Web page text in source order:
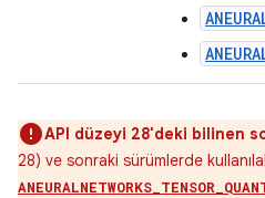
API düzeyi 28'deki bilinen
28) ve sonraki sürümlerde